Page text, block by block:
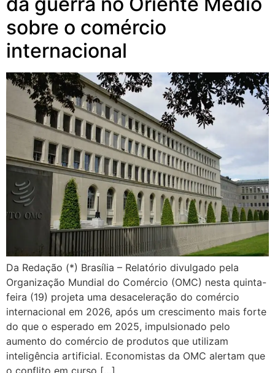
sobre o comércio
internacional
Da Redação (*) Brasília – Relatório divulgado pela
Organização Mundial do Comércio (OMC) nesta quinta-
feira (19) projeta uma desaceleração do comércio
internacional em 2026, após um crescimento mais forte
do que o esperado em 2025, impulsionado pelo
aumento do comércio de produtos que utilizam
inteligência artificial. Economistas da OMC alertam que
o conflito em curso […]